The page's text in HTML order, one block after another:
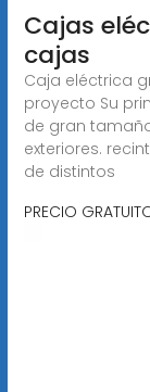
Cajas
cajas
Caja eléctrica
proyecto Su
de gran
exteriores.
de distintos
PRECIO